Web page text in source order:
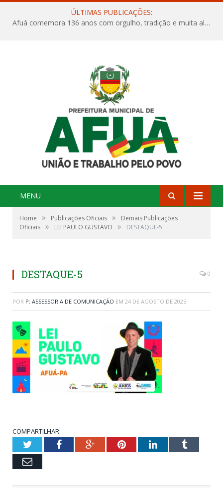
ÚLTIMAS PUBLICAÇÕES:
Afuá comemora 136 anos com orgulho, tradição e muita alegria na Quadra Dr. Nelson Salomão
MENU
Home » Publicações Oficiais »
Demais Publicações
Oficiais » LEI PAULO GUSTAVO » DESTAQUE-5
DESTAQUE-5 0
POR P: ASSESSORIA DE COMUNICAÇÃO EM 24 DE AGOSTO DE 2025
COMPARTILHAR:
TwitterFacebookGoogle+PinterestLinkedInTumblr
Email